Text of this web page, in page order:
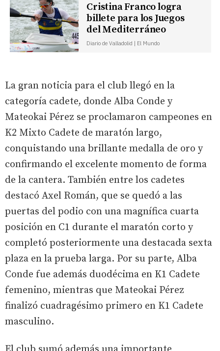
Cristina Franco logra
billete para los Juegos
del Mediterráneo
Diario de Valladolid | El Mundo
La gran noticia para el club llegó en la
categoría cadete, donde Alba Conde y
Mateokai Pérez se proclamaron campeones en
K2 Mixto Cadete de maratón largo,
conquistando una brillante medalla de oro y
confirmando el excelente momento de forma
de la cantera. También entre los cadetes
destacó Axel Román, que se quedó a las
puertas del podio con una magnífica cuarta
posición en C1 durante el maratón corto y
completó posteriormente una destacada sexta
plaza en la prueba larga. Por su parte, Alba
Conde fue además duodécima en K1 Cadete
femenino, mientras que Mateokai Pérez
finalizó cuadragésimo primero en K1 Cadete
masculino.